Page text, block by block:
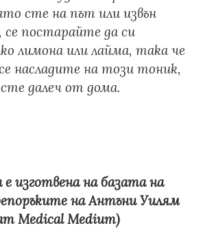
сте на път или извън
постарайте да си
лимона или лайма, така че
насладите на този тоник,
далеч от дома.
изготвена на базата на
на Антъни Уилям
Medical Medium)